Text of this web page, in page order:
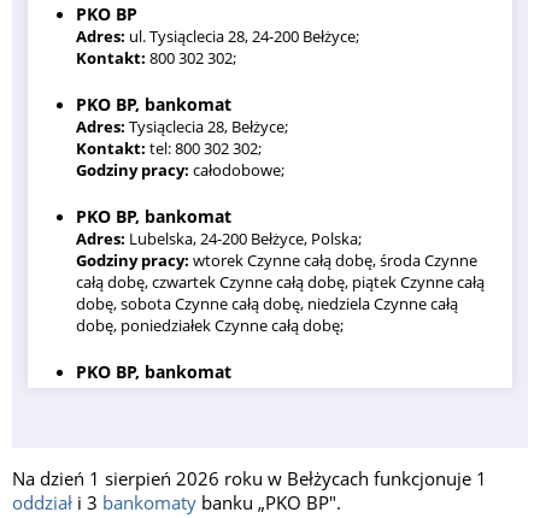
PKO BP
Adres: ul. Tysiąclecia 28, 24-200 Bełżyce;
Kontakt: 800 302 302;
PKO BP, bankomat
Adres: Tysiąclecia 28, Bełżyce;
Kontakt: tel: 800 302 302;
Godziny pracy: całodobowe;
PKO BP, bankomat
Adres: Lubelska, 24-200 Bełżyce, Polska;
Godziny pracy: wtorek Czynne całą dobę, środa Czynne
całą dobę, czwartek Czynne całą dobę, piątek Czynne całą
dobę, sobota Czynne całą dobę, niedziela Czynne całą
dobę, poniedziałek Czynne całą dobę;
PKO BP, bankomat
Adres:Lubelska 4, 24-220 Niedrzwica Duża, Polska;
dobę, poniedziałek Czynne całą dobę;
Na dzień 1 sierpień 2026 roku w Bełżycach funkcjonuje 1
oddział i 3 bankomaty banku „PKO BP".